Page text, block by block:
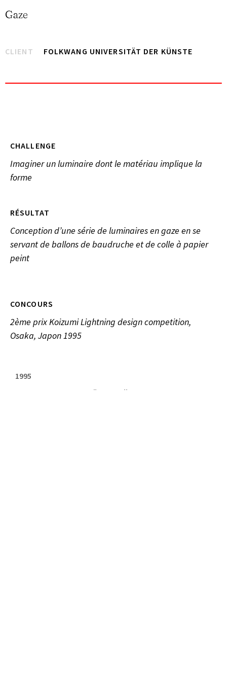
Gaze
CLIENT FOLKWANG UNIVERSITÄT DER KÜNSTE
CHALLENGE
Imaginer un luminaire dont le matériau implique la
forme
RÉSULTAT
Conception d’une série de luminaires en gaze en se
servant de ballons de baudruche et de colle à papier
peint
CONCOURS
2ème prix Koizumi Lightning design competition,
Osaka, Japon 1995
1995
FOLKWANG UNIVERSITÄT DER KÜNSTE, ESSEN, DE